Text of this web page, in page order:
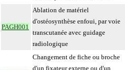
PAGH001
Ablation de matériel
d'ostéosynthèse enfoui, par voie
transcutanée avec guidage
radiologique
Changement de fiche ou broche
d'un fixateur externe ou d'un